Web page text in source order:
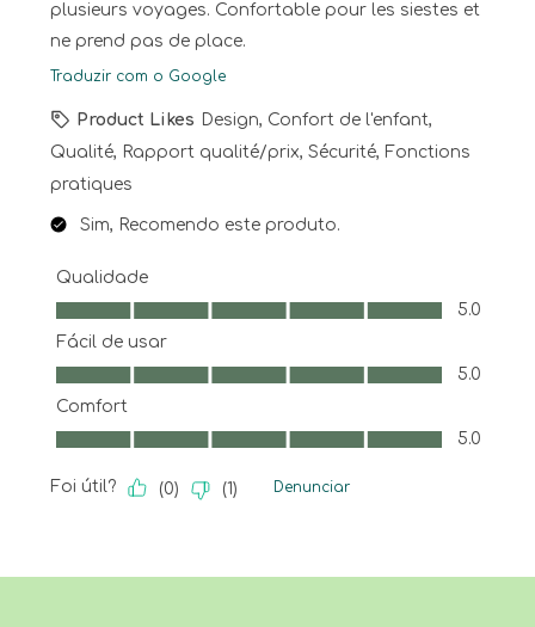
plusieurs voyages. Confortable pour les siestes et
ne prend pas de place.
Traduzir com o Google
Product Likes Design, Confort de l'enfant,
Qualité, Rapport qualité/prix, Sécurité, Fonctions
pratiques
Sim, Recomendo este produto.
Qualidade
Qualidade, 5.0 em 5
5.0
Fácil de usar
Fácil de usar, 5.0 em 5
5.0
Comfort
Comfort, 5.0 em 5
5.0
Foi útil? (0) (1) Denunciar